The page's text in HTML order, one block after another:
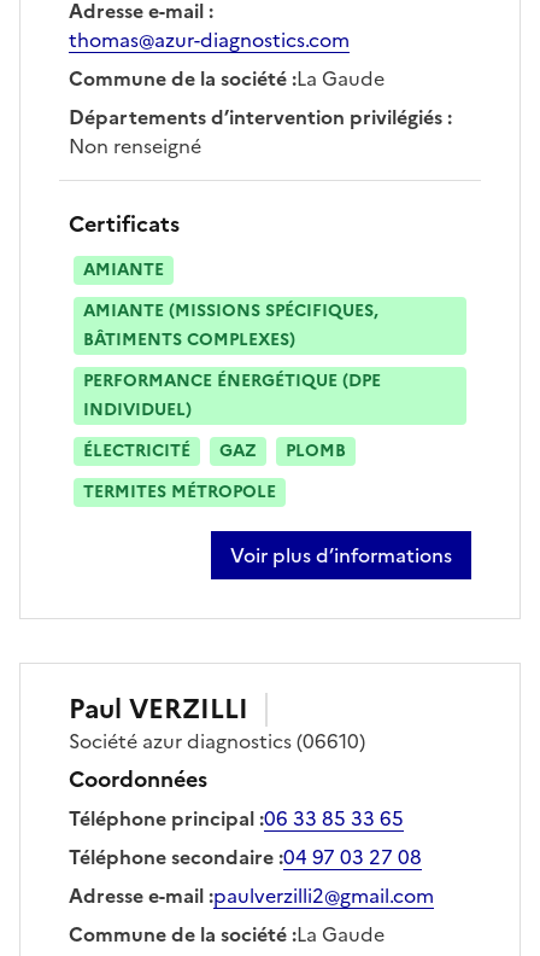
Adresse e-mail:
thomas@azur-diagnostics.com
Commune de la société:La Gaude
Départements d’intervention privilégiés:
Non renseigné
Certificats
AMIANTE
AMIANTE (MISSIONS SPÉCIFIQUES,
BÂTIMENTS COMPLEXES)
PERFORMANCE ÉNERGÉTIQUE (DPE
INDIVIDUEL)
ÉLECTRICITÉ
GAZ
PLOMB
TERMITES MÉTROPOLE
Voir plus d’informations
sur thomas pouille
Paul VERZILLI
Société azur diagnostics(06610)
Coordonnées
Téléphone principal:06 33 85 33 65
Téléphone secondaire:04 97 03 27 08
Adresse e-mail:paulverzilli2@gmail.com
Commune de la société:La Gaude